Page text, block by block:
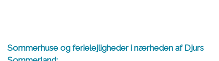
Sommerhuse og ferielejligheder i nærheden af Djurs